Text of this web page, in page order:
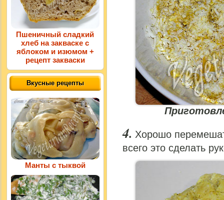
Хорошо
всего это сделать
Пшеничный сладкий
хлеб на закваске с
яблоком и изюмом +
рецепт закваски
Вкусные рецепты
Манты с тыквой